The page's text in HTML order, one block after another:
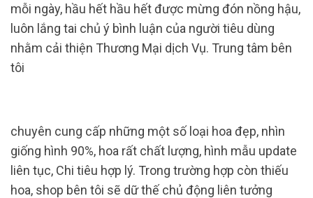
mỗi ngày, hầu hết hầu hết được mừng đón nồng hậu,
luôn lắng tai chủ ý ​​bình luận của người tiêu dùng
nhằm cải thiện Thương Mại dịch Vụ. Trung tâm bên
tôi
chuyên cung cấp những một số loại hoa đẹp, nhìn
giống hình 90%, hoa rất chất lượng, hình mẫu update
liên tục, Chi tiêu hợp lý. Trong trường hợp còn thiếu
hoa, shop bên tôi sẽ dữ thế chủ động liên tưởng